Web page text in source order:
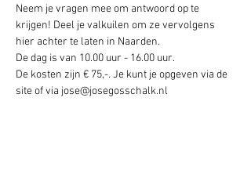
Neem je vragen mee om antwoord op te
krijgen! Deel je valkuilen om ze vervolgens
hier achter te laten in Naarden.
De dag is van 10.00 uur - 16.00 uur.
De kosten zijn € 75,-. Je kunt je opgeven via de
site of via jose@josegosschalk.nl